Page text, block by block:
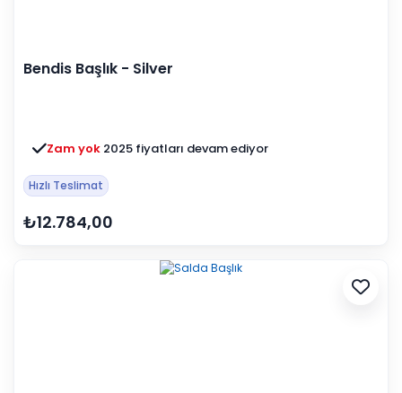
Bendis Başlık - Silver
Zam yok 2025 fiyatları devam ediyor
Hızlı Teslimat
₺12.784,00